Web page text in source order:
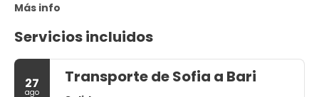
Más info
Servicios incluidos
27
ago
Transporte de Sofia a Bari